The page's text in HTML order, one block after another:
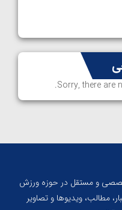
Sorry, there are
و مستقل در حوزه ورزش
مطالب، ویدیوها و تصاویر